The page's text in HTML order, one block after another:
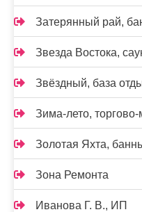
Затерянный рай,
Звезда Востока,
Звёздный, база
Зима-лето,
Золотая Яхта,
Зона Ремонта
Иванова Г. В., ИП